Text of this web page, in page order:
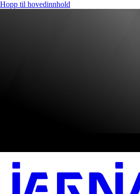
Hopp til hovedinnhold